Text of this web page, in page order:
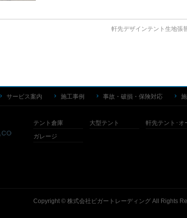
軒先デザインテント生地張
サービス案内 施工事例 事故・破損・保険対応
テント倉庫 大型テント 軒先テント･オ
ガレージ
Copyright © 株式会社ビガートレーディング All Rights